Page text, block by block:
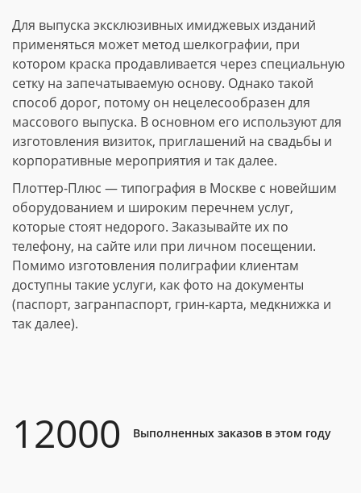
Для выпуска эксклюзивных имиджевых изданий
применяться может метод шелкографии, при
котором краска продавливается через специальную
сетку на запечатываемую основу. Однако такой
способ дорог, потому он нецелесообразен для
массового выпуска. В основном его используют для
изготовления визиток, приглашений на свадьбы и
корпоративные мероприятия и так далее.
Плоттер-Плюс — типография в Москве с новейшим
оборудованием и широким перечнем услуг,
которые стоят недорого. Заказывайте их по
телефону, на сайте или при личном посещении.
Помимо изготовления полиграфии клиентам
доступны такие услуги, как фото на документы
(паспорт, загранпаспорт, грин-карта, медкнижка и
так далее).
12000 Выполненных заказов в этом году